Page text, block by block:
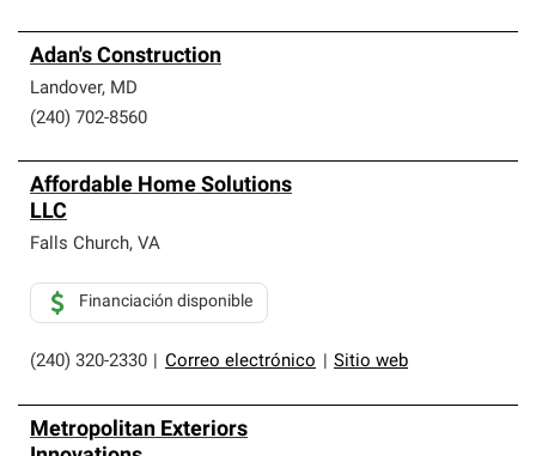
Adan's Construction
Landover, MD
(240) 702-8560
Affordable Home Solutions
LLC
Falls Church, VA
(240) 320-2330 Correo electrónico Sitio web
Financiación disponible
Metropolitan Exteriors